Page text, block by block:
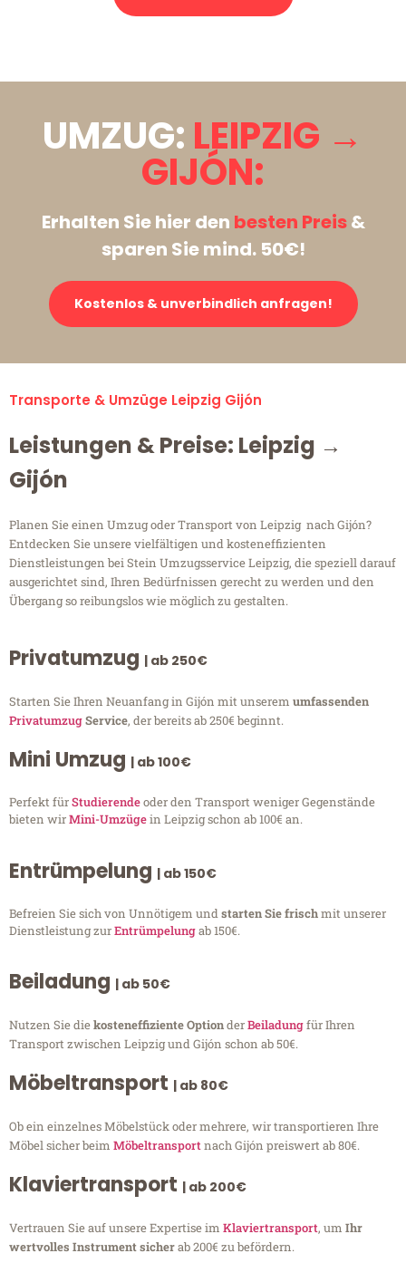
UMZUG: LEIPZIG →
GIJÓN:
Erhalten Sie hier den besten Preis&
sparen Sie mind. 50€!
Kostenlos & unverbindlich anfragen!
Transporte & Umzüge Leipzig Gijón
Leistungen & Preise: Leipzig →
Gijón
Planen Sie einen Umzug oder Transport von Leipzig nach Gijón?
Entdecken Sie unsere vielfältigen und kosteneffizienten
Dienstleistungen bei Stein Umzugsservice Leipzig, die speziell darauf
ausgerichtet sind, Ihren Bedürfnissen gerecht zu werden und den
Übergang so reibungslos wie möglich zu gestalten.
Privatumzug | ab 250€
Starten Sie Ihren Neuanfang in Gijón mit unserem umfassenden
PrivatumzugService, der bereits ab 250€ beginnt.
Mini Umzug | ab 100€
Perfekt fürStudierendeoder den Transport weniger Gegenstände
bieten wirMini-Umzügein Leipzig schon ab 100€ an.
Entrümpelung | ab 150€
Befreien Sie sich von Unnötigem undstarten Sie frischmit unserer
Dienstleistung zurEntrümpelungab 150€.
Beiladung | ab 50€
Nutzen Sie diekosteneffiziente OptionderBeiladungfür Ihren
Transport zwischen Leipzig und Gijón schon ab 50€.
Möbeltransport | ab 80€
Ob ein einzelnes Möbelstück oder mehrere, wir transportieren Ihre
Möbel sicher beim Möbeltransportnach Gijón preiswert ab 80€.
Klaviertransport | ab 200€
Vertrauen Sie auf unsere Expertise im Klaviertransport, um Ihr
wertvolles Instrument sicherab 200€ zu befördern.